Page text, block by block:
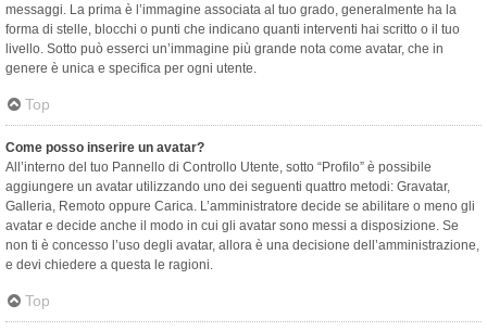
messaggi. La prima è l’immagine associata al tuo grado, generalmente ha la
forma di stelle, blocchi o punti che indicano quanti interventi hai scritto o il tuo
livello. Sotto può esserci un’immagine più grande nota come avatar, che in
genere è unica e specifica per ogni utente.
Top
Come posso inserire un avatar?
All’interno del tuo Pannello di Controllo Utente, sotto “Profilo” è possibile
aggiungere un avatar utilizzando uno dei seguenti quattro metodi: Gravatar,
Galleria, Remoto oppure Carica. L’amministratore decide se abilitare o meno gli
avatar e decide anche il modo in cui gli avatar sono messi a disposizione. Se
non ti è concesso l’uso degli avatar, allora è una decisione dell’amministrazione,
e devi chiedere a questa le ragioni.
Top